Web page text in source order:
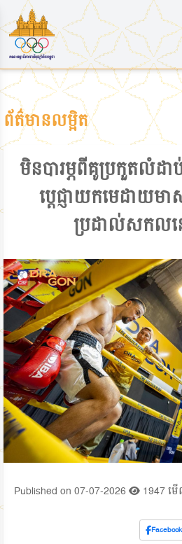
ព័ត៌មានលម្អិត
មិនបារម្ភពីគូប្រកួតលំដ
ប្ដេជ្ញាយកមេដាយម
ប្រដាល់សកលន
Published on 07-07-2026 1947 ម
Facebook